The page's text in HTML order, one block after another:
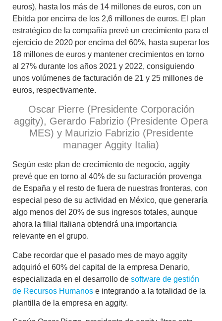
euros), hasta los más de 14 millones de euros, con un
Ebitda por encima de los 2,6 millones de euros. El plan
estratégico de la compañía prevé un crecimiento para el
ejercicio de 2020 por encima del 60%, hasta superar los
18 millones de euros y mantener crecimientos en torno
al 27% durante los años 2021 y 2022, consiguiendo
unos volúmenes de facturación de 21 y 25 millones de
euros, respectivamente.
Oscar Pierre (Presidente Corporación
aggity), Gerardo Fabrizio (Presidente Opera
MES) y Maurizio Fabrizio (Presidente
manager Aggity Italia)
Según este plan de crecimiento de negocio, aggity
prevé que en torno al 40% de su facturación provenga
de España y el resto de fuera de nuestras fronteras, con
especial peso de su actividad en México, que generaría
algo menos del 20% de sus ingresos totales, aunque
ahora la filial italiana obtendrá una importancia
relevante en el grupo.
Cabe recordar que el pasado mes de mayo aggity
adquirió el 60% del capital de la empresa Denario,
especializada en el desarrollo de software de gestión
de Recursos Humanos e integrando a la totalidad de la
plantilla de la empresa en aggity.